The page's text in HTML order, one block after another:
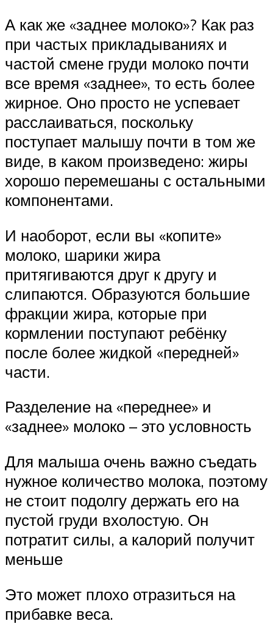
А как же «заднее молоко»? Как раз
при частых прикладываниях и
частой смене груди молоко почти
все время «заднее», то есть более
жирное. Оно просто не успевает
расслаиваться, поскольку
поступает малышу почти в том же
виде, в каком произведено: жиры
хорошо перемешаны с остальными
компонентами.
И наоборот, если вы «копите»
молоко, шарики жира
притягиваются друг к другу и
слипаются. Образуются большие
фракции жира, которые при
кормлении поступают ребёнку
после более жидкой «передней»
части.
Разделение на «переднее» и
«заднее» молоко – это условность
Для малыша очень важно съедать
нужное количество молока, поэтому
не стоит подолгу держать его на
пустой груди вхолостую. Он
потратит силы, а калорий получит
меньше
Это может плохо отразиться на
прибавке веса.